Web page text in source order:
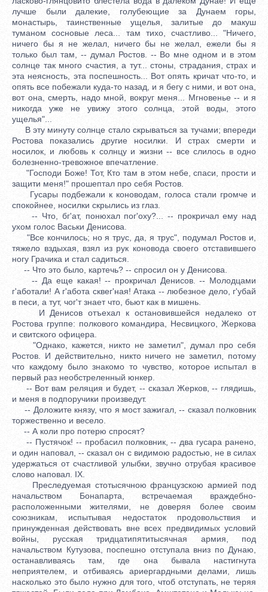
лучше были далекие, голубеющие за Дунаем горы,
монастырь, таинственные ущелья, залитые до макуш
туманом сосновые леса... там тихо, счастливо... "Ничего,
ничего бы я не желал, ничего бы не желал, ежели бы я
только был там, -- думал Ростов. -- Во мне одном и в этом
солнце так много счастия, а тут... стоны, страдания, страх и
эта неясность, эта поспешность... Вот опять кричат что-то, и
опять все побежали куда-то назад, и я бегу с ними, и вот она,
вот она, смерть, надо мной, вокруг меня... Мгновенье -- и я
никогда уже не увижу этого солнца, этой воды, этого
ущелья"...
В эту минуту солнце стало скрываться за тучами; впереди
Ростова показались другие носилки. И страх смерти и
носилок, и любовь к солнцу и жизни -- все слилось в одно
болезненно-тревожное впечатление.
"Господи Боже! Тот, Кто там в этом небе, спаси, прости и
защити меня!" прошептал про себя Ростов.
Гусары подбежали к коноводам, голоса стали громче и
спокойнее, носилки скрылись из глаз.
-- Что, бг'ат, понюхал пог'оху?... -- прокричал ему над
ухом голос Васьки Денисова.
"Все кончилось; но я трус, да, я трус", подумал Ростов и,
тяжело вздыхая, взял из рук коновода своего отставившего
ногу Грачика и стал садиться.
-- Что это было, картечь? -- спросил он у Денисова.
-- Да еще какая! -- прокричал Денисов. -- Молодцами
г'аботали! А г'абота сквег'ная! Атака -- любезное дело, г'убай
в песи, а тут, чог'т знает что, бьют как в мишень.
И Денисов отъехал к остановившейся недалеко от
Ростова группе: полкового командира, Несвицкого, Жеркова
и свитского офицера.
"Однако, кажется, никто не заметил", думал про себя
Ростов. И действительно, никто ничего не заметил, потому
что каждому было знакомо то чувство, которое испытал в
первый раз необстреленный юнкер.
-- Вот вам реляция и будет, -- сказал Жерков, -- глядишь,
и меня в подпоручики произведут.
-- Доложите князу, что я мост зажигал, -- сказал полковник
торжественно и весело.
-- А коли про потерю спросят?
-- Пустячок! -- пробасил полковник, -- два гусара ранено,
и один наповал, -- сказал он с видимою радостью, не в силах
удержаться от счастливой улыбки, звучно отрубая красивое
слово наповал. IX.
Преследуемая стотысячною французскою армией под
начальством Бонапарта, встречаемая враждебно-
расположенными жителями, не доверяя более своим
союзникам, испытывая недостаток продовольствия и
принужденная действовать вне всех предвидимых условий
войны, русская тридцатипятитысячная армия, под
начальством Кутузова, поспешно отступала вниз по Дунаю,
останавливаясь там, где она бывала настигнута
неприятелем, и отбиваясь ариергардными делами, лишь
насколько это было нужно для того, чтоб отступать, не теряя